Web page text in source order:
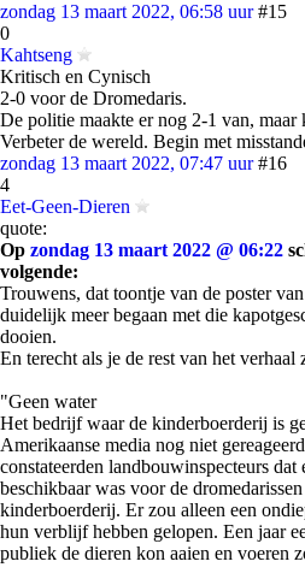
zondag 13 maart 2022, 06:58 uur #15
0
Kahtseng
Kritisch en Cynisch
2-0 voor de Dromedaris.
De politie maakte er nog 2-1 van, maar
Verbeter de wereld. Begin met
zondag 13 maart 2022, 07:47 uur #16
4
Eet-Geen-Dieren
quote:
Op zondag 13 maart 2022 @ 06:22
volgende:
Trouwens, dat toontje van de poster
duidelijk meer begaan met die
dooien.
En terecht als je de rest van het verhaal
"Geen water
Het bedrijf waar de kinderboerderij is
Amerikaanse media nog niet
constateerden landbouwinspecteurs
beschikbaar was voor de
kinderboerderij. Er zou alleen een
hun verblijf hebben gelopen. Een jaar
publiek de dieren kon aaien en voeren